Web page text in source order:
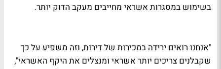
בשימוש במסגרות אשראי מחייבים מעקב הדוק יותר.
"אנחנו רואים ירידה במכירות של דירות, וזה משפיע על כך
שקבלנים צריכים יותר אשראי ומנצלים את היקף האשראי",